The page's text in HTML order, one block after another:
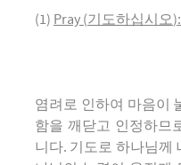
(1) Pray (기도하십시오):
염려로 인하여 마음이
함을 깨닫고 인정하므
니다. 기도로 하나님께